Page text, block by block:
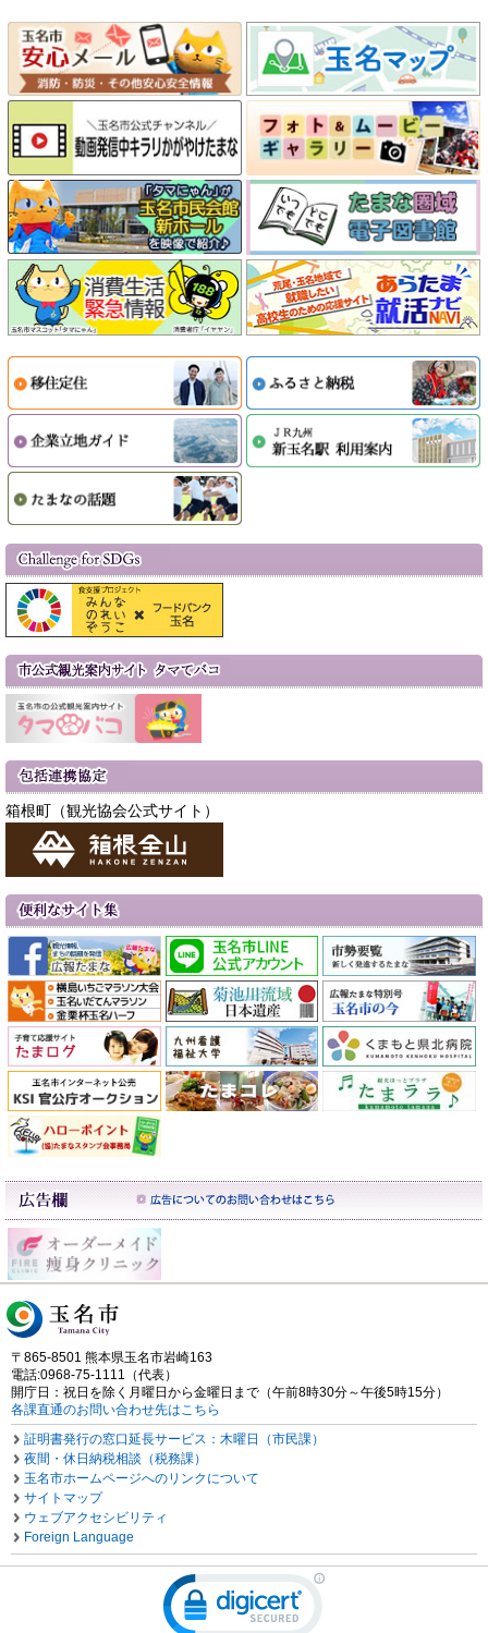
箱根町（観光協会公式サイト）
〒865-8501 熊本県玉名市岩崎163
電話:0968-75-1111（代表）
開庁日：祝日を除く月曜日から金曜日まで（午前8時30分～午後5時15分）
各課直通のお問い合わせ先はこちら
証明書発行の窓口延長サービス：木曜日（市民課）
夜間・休日納税相談（税務課）
玉名市ホームページへのリンクについて
サイトマップ
ウェブアクセシビリティ
Foreign Language